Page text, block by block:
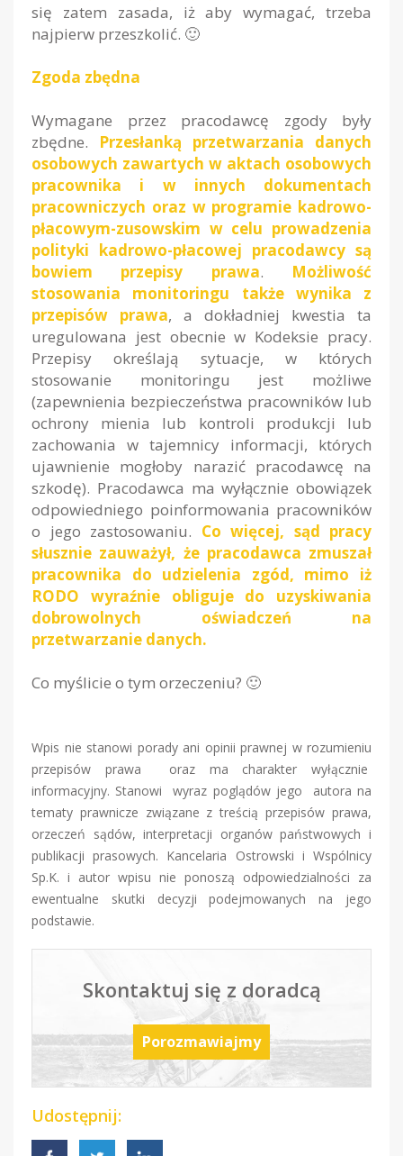
się zatem zasada, iż aby wymagać, trzeba
najpierw przeszkolić. 🙂
Zgoda zbędna
Wymagane przez pracodawcę zgody były
zbędne. Przesłanką przetwarzania danych
osobowych zawartych w aktach osobowych
pracownika i w innych dokumentach
pracowniczych oraz w programie kadrowo-
płacowym-zusowskim w celu prowadzenia
polityki kadrowo-płacowej pracodawcy są
bowiem przepisy prawa. Możliwość
stosowania monitoringu także wynika z
przepisów prawa, a dokładniej kwestia ta
uregulowana jest obecnie w Kodeksie pracy.
Przepisy określają sytuacje, w których
stosowanie monitoringu jest możliwe
(zapewnienia bezpieczeństwa pracowników lub
ochrony mienia lub kontroli produkcji lub
zachowania w tajemnicy informacji, których
ujawnienie mogłoby narazić pracodawcę na
szkodę). Pracodawca ma wyłącznie obowiązek
odpowiedniego poinformowania pracowników
o jego zastosowaniu. Co więcej, sąd pracy
słusznie zauważył, że pracodawca zmuszał
pracownika do udzielenia zgód, mimo iż
RODO wyraźnie obliguje do uzyskiwania
dobrowolnych oświadczeń na
przetwarzanie danych.
Co myślicie o tym orzeczeniu? 🙂
Wpis nie stanowi porady ani opinii prawnej w rozumieniu
przepisów prawa oraz ma charakter wyłącznie
informacyjny. Stanowi wyraz poglądów jego autora na
tematy prawnicze związane z treścią przepisów prawa,
orzeczeń sądów, interpretacji organów państwowych i
publikacji prasowych. Kancelaria Ostrowski i Wspólnicy
Sp.K. i autor wpisu nie ponoszą odpowiedzialności za
ewentualne skutki decyzji podejmowanych na jego
podstawie.
Skontaktuj się z doradcą
Porozmawiajmy
Udostępnij: